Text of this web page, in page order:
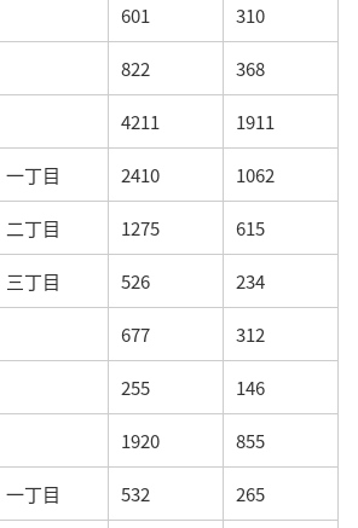
601 310
822 368
4211 1911
一丁目 2410 1062
二丁目 1275 615
三丁目 526 234
677 312
255 146
1920 855
一丁目 532 265